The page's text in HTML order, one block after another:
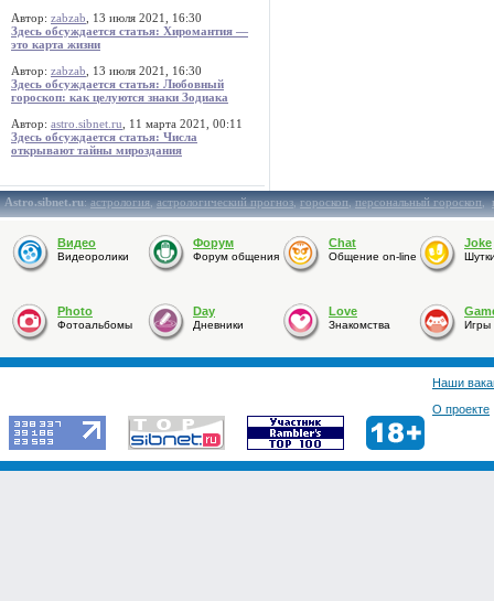
Автор: zabzab , 13 июля 2021, 16:30
Здесь обсуждается статья: Хиромантия —
это карта жизни
Автор: zabzab , 13 июля 2021, 16:30
Здесь обсуждается статья: Любовный
гороскоп: как целуются знаки Зодиака
Автор: astro.sibnet.ru , 11 марта 2021, 00:11
Здесь обсуждается статья: Числа
открывают тайны мироздания
Astro.sibnet.ru:астрология,астрологический прогноз,гороскоп,персональный гороскоп,
Видео
Видеоролики
Форум
Форум общения
Chat
Общение on-line
Joke
Photo
Фотоальбомы
Day
Дневники
Love
Знакомства Игры
Наши
О проекте